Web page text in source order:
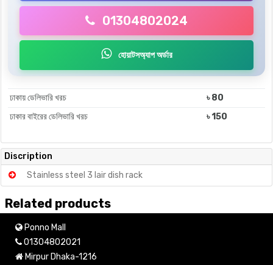
01304802024
হোয়াটসঅ্যাপ অর্ডার
ঢাকায় ডেলিভারি খরচ
৳ 80
ঢাকার বাইরের ডেলিভারি খরচ
৳ 150
Discription
Stainless steel 3 lair dish rack
Related products
Ponno Mall
01304802021
Mirpur Dhaka-1216